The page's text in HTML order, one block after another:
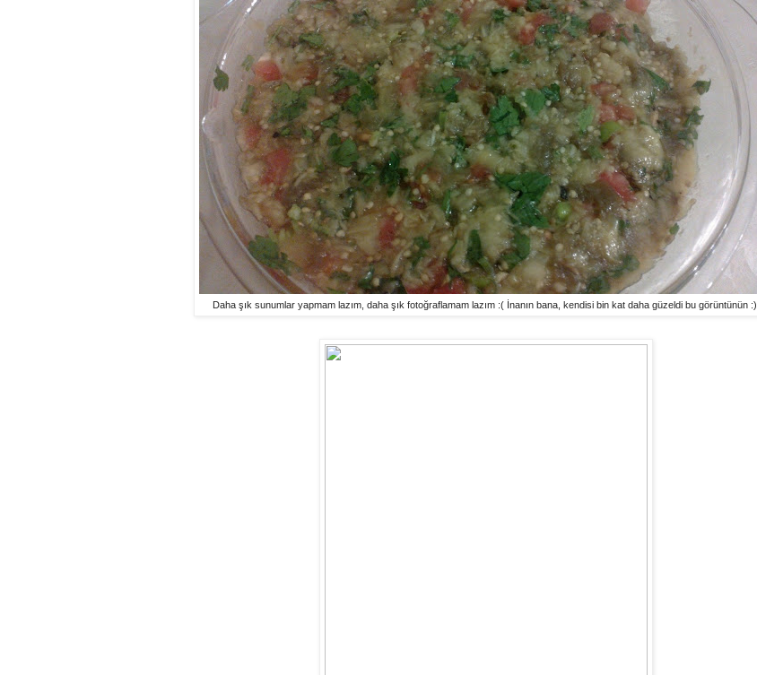
Daha şık sunumlar yapmam lazım, daha şık fotoğraflamam lazım :( İnanın bana, kendisi bin kat daha güzeldi bu görüntünün :)